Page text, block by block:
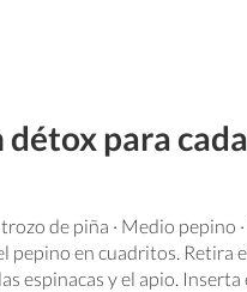
para
trozo de piña · Medio pepino
pepino en cuadritos. Retira
espinacas y el apio.